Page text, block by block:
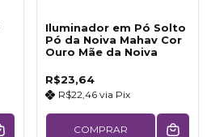
Iluminador em Pó Solto
Pó da Noiva Mahav Cor
Ouro Mãe da Noiva
R$23,64
R$22,46 via Pix
COMPRAR